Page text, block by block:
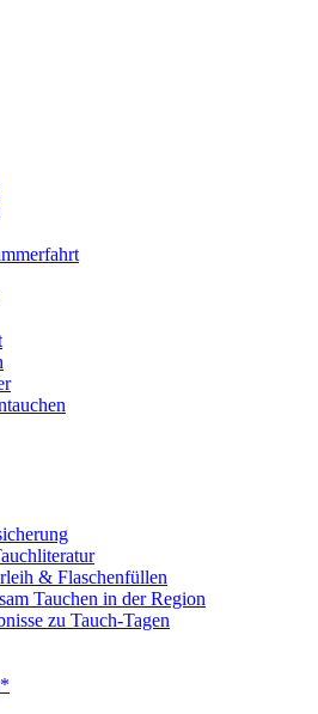
& Flaschenfüllen
Tauchen in der Region
zu Tauch-Tagen